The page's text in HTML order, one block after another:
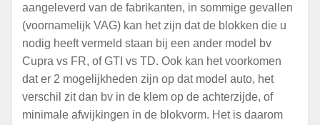
aangeleverd van de fabrikanten, in sommige gevallen
(voornamelijk VAG) kan het zijn dat de blokken die u
nodig heeft vermeld staan bij een ander model bv
Cupra vs FR, of GTI vs TD. Ook kan het voorkomen
dat er 2 mogelijkheden zijn op dat model auto, het
verschil zit dan bv in de klem op de achterzijde, of
minimale afwijkingen in de blokvorm. Het is daarom